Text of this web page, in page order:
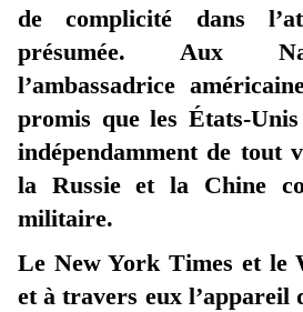
de complicité dans
présumée. Aux
l’ambassadrice
promis que les États-
indépendamment de tout
la Russie et la Chine
militaire.
Le New York Times et le
et à travers eux l’appareil